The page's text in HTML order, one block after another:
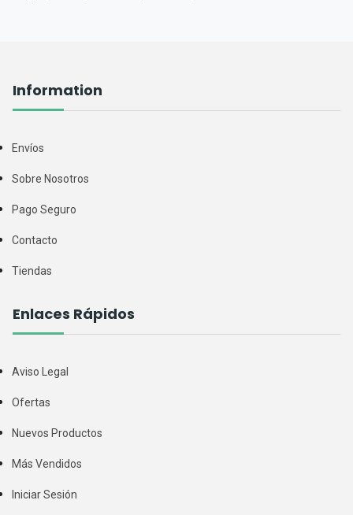
Information
Envíos
Sobre Nosotros
Pago Seguro
Contacto
Tiendas
Enlaces Rápidos
Aviso Legal
Ofertas
Nuevos Productos
Más Vendidos
Iniciar Sesión